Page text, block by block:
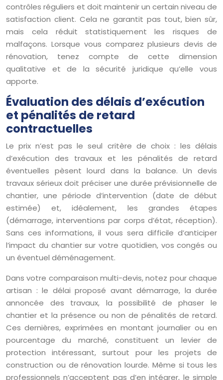
contrôles réguliers et doit maintenir un certain niveau de
satisfaction client. Cela ne garantit pas tout, bien sûr,
mais cela réduit statistiquement les risques de
malfaçons. Lorsque vous comparez plusieurs devis de
rénovation, tenez compte de cette dimension
qualitative et de la sécurité juridique qu’elle vous
apporte.
Évaluation des délais d’exécution
et pénalités de retard
contractuelles
Le prix n’est pas le seul critère de choix : les délais
d’exécution des travaux et les pénalités de retard
éventuelles pèsent lourd dans la balance. Un devis
travaux sérieux doit préciser une durée prévisionnelle de
chantier, une période d’intervention (date de début
estimée) et, idéalement, les grandes étapes
(démarrage, interventions par corps d’état, réception).
Sans ces informations, il vous sera difficile d’anticiper
l’impact du chantier sur votre quotidien, vos congés ou
un éventuel déménagement.
Dans votre comparaison multi-devis, notez pour chaque
artisan : le délai proposé avant démarrage, la durée
annoncée des travaux, la possibilité de phaser le
chantier et la présence ou non de pénalités de retard.
Ces dernières, exprimées en montant journalier ou en
pourcentage du marché, constituent un levier de
protection intéressant, surtout pour les projets de
construction ou de rénovation lourde. Même si tous les
professionnels n’acceptent pas d’en intégrer, le simple